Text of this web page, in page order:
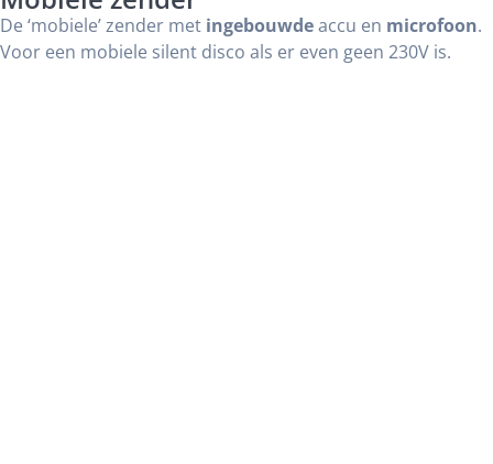
De ‘mobiele’ zender met ingebouwdeaccu en microfoon.
Voor een mobiele silent disco als er even geen 230V is.